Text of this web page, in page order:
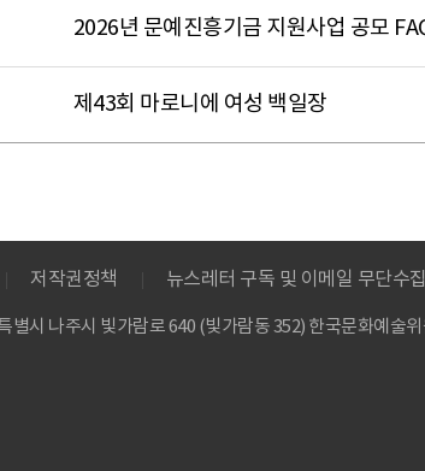
2026년 문예진흥기금 지원사업 공모
제43회 마로니에 여성 백일장
저작권정책 뉴스레터 구독 및 이메일 무단수
별시 나주시 빛가람로 640 (빛가람동 352) 한국문화예술위